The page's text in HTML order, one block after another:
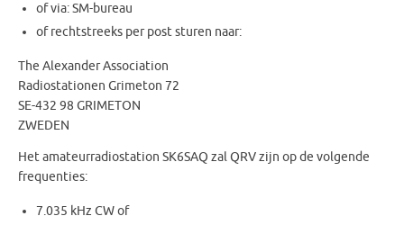
of via: SM-bureau
of rechtstreeks per post sturen naar:
The Alexander Association
Radiostationen Grimeton 72
SE-432 98 GRIMETON
ZWEDEN
Het amateurradiostation SK6SAQ zal QRV zijn op de volgende
frequenties:
7.035 kHz CW of